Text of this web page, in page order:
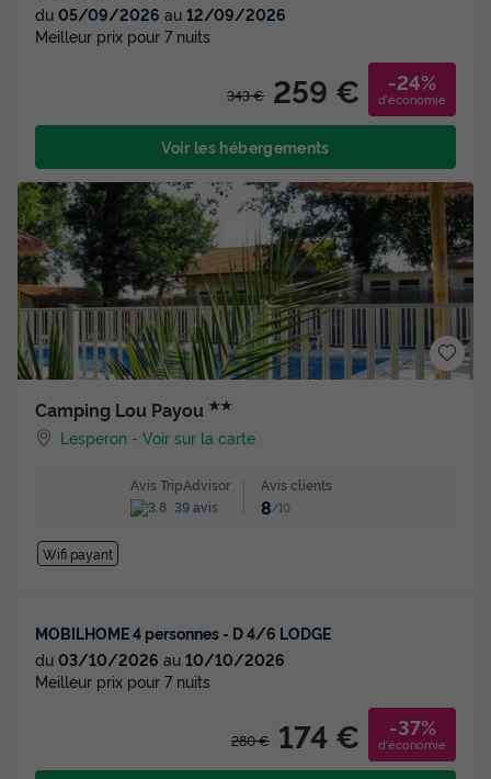
du 05/09/2026 au 12/09/2026
Meilleur prix pour 7 nuits
343 € 259 € -24%
d'économie
Voir les hébergements
Camping Lou Payou ★★
Lesperon -Voir sur la carte
Avis TripAdvisor
39 avis
Avis clients
8/10
Wifi payant
MOBILHOME 4 personnes - D 4/6 LODGE
du 03/10/2026 au 10/10/2026
Meilleur prix pour 7 nuits
280 € 174 € -37%
d'économie